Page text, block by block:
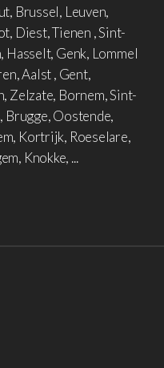
Brussel, Leuven,
Diest, Tienen , Sint-
Hasselt, Genk, Lommel
Aalst , Gent,
Zelzate, Bornem, Sint-
Brugge, Oostende,
Kortrijk, Roeselare,
Knokke, ...